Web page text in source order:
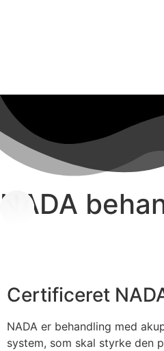
NADA
Certificeret
NADA er behandling med
system, som skal styrke den